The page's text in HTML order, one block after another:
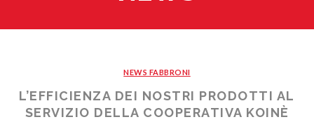
QUALITÀ
Legno
Porte
ARREDI SU MISURA
NEWS FABBRONI
L’EFFICIENZA DEI NOSTRI PRODOTTI AL
SERVIZIO DELLA COOPERATIVA KOINÈ